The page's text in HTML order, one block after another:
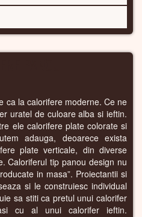
ca la calorifere moderne. Ce ne
uratel de culoare alba si ieftin.
ele calorifere plate colorate si
adauga, deoarece exista
plate verticale, din diverse
Caloriferul tip panou design nu
in masa”. Proiectantii si
si le construiesc individual
sa stiti ca pretul unui calorifer
cu al unui calorifer ieftin.